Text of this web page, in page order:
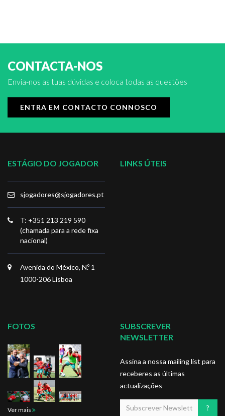
CONTACTA-NOS
Envia-nos as tuas dúvidas e coloca todas as questões
ENTRA EM CONTACTO CONNOSCO
ESTÁGIO DO JOGADOR
sjogadores@sjogadores.pt
T: +351 213 219 590
(chamada para a rede fixa
nacional)
Avenida do México, N.º 1
1000-206 Lisboa
LINKS ÚTEIS
FOTOS
Ver mais
SUBSCREVER
NEWSLETTER
Assina a nossa mailing list para
receberes as últimas
actualizações